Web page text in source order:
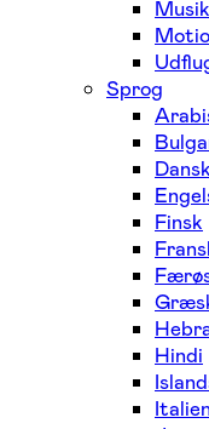
Sprog
Finsk
Hindi